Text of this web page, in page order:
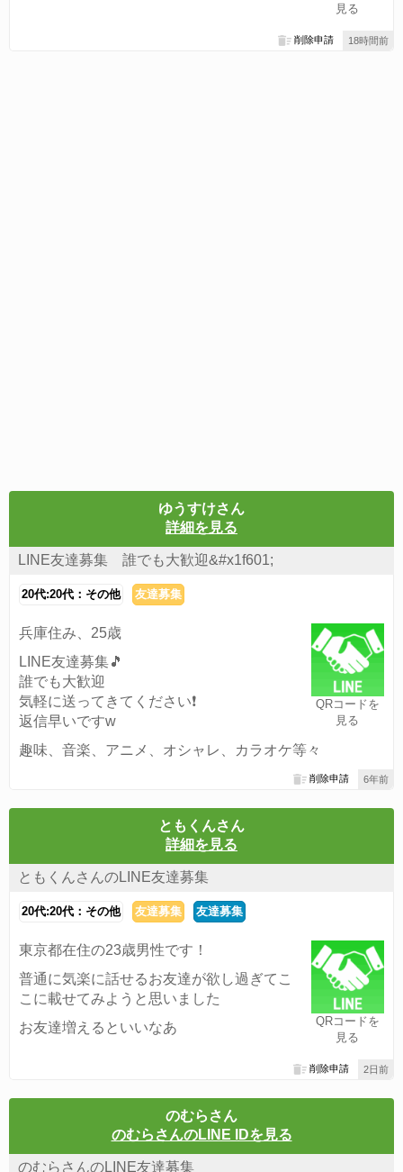
見る
18時間前
削除申請
ゆうすけさん
詳細を見る
LINE友達募集 誰でも大歓迎&#x1f601;
20代:20代：その他 友達募集
QRコードを
見る
兵庫住み、25歳
LINE友達募集🎵
誰でも大歓迎
気軽に送ってきてください❗
返信早いですw
趣味、音楽、アニメ、オシャレ、カラオケ等々
6年前
削除申請
ともくんさん
詳細を見る
ともくんさんのLINE友達募集
20代:20代：その他 友達募集 友達募集
QRコードを
見る
東京都在住の23歳男性です！
普通に気楽に話せるお友達が欲し過ぎてこ
こに載せてみようと思いました
お友達増えるといいなあ
2日前
削除申請
のむらさん
のむらさんのLINE IDを見る
のむらさんのLINE友達募集